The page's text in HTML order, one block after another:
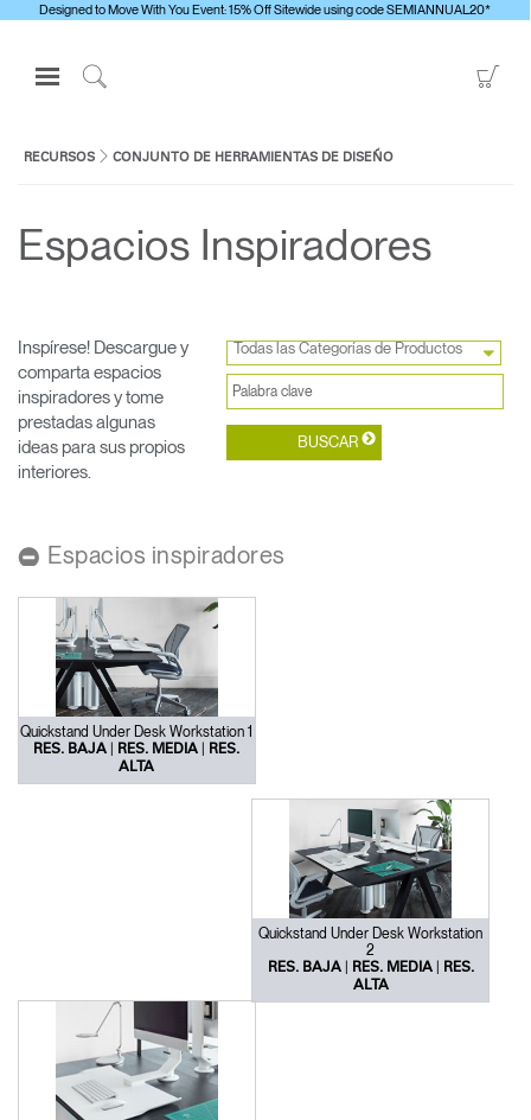
Designed to Move With You Event: 15% Off Sitewide using code SEMIANNUAL20*
Open
Navigation
ERGONOMÍA
CONTACTE CON NOSOTROS
Contactar con la asistencia
Buscar un showroom
Opens
Facebook
Opens
Twitter
OpensOpens
Instagram
Opens
Humanscale
Blog
Opens
Pinterest
Opens
YouTube
RECURSOS CONJUNTO DE HERRAMIENTAS DE DISEÑO
Espacios Inspiradores
Todas las Categorías de Productos
Inspírese! Descargue y
comparta espacios
inspiradores y tome
prestadas algunas
ideas para sus propios
interiores.
Espacios inspiradores
Quickstand Under Desk Workstation 1
RES. BAJA | RES. MEDIA | RES.
ALTA
Quickstand Under Desk Workstation
2
RES. BAJA | RES. MEDIA | RES.
ALTA